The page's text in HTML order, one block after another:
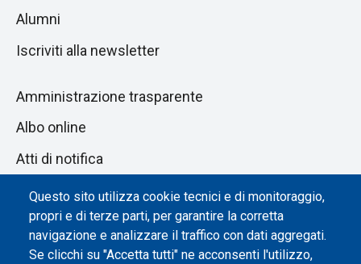
Questo sito utilizza cookie tecnici e di monitoraggio,
propri e di terze parti, per garantire la corretta
navigazione e analizzare il traffico con dati aggregati.
Se clicchi su "Accetta tutti" ne acconsenti l'utilizzo,
Alumni
Iscriviti alla newsletter
Amministrazione trasparente
Albo online
Atti di notifica
Dichiarazione di accessibilità
Impostazione dei cookie